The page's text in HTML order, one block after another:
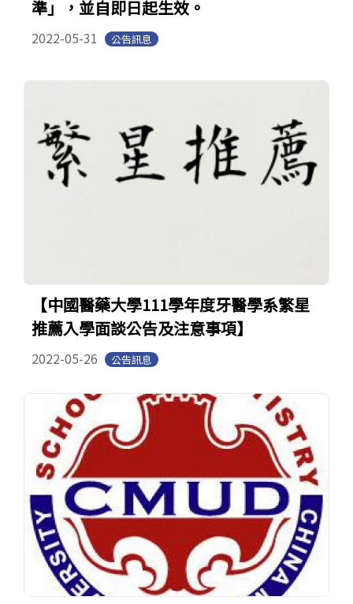
準」，並自即日起生效。
2022-05-31 公告訊息
【中國醫藥大學111學年度牙醫學系繁星
推薦入學面談公告及注意事項】
2022-05-26 公告訊息